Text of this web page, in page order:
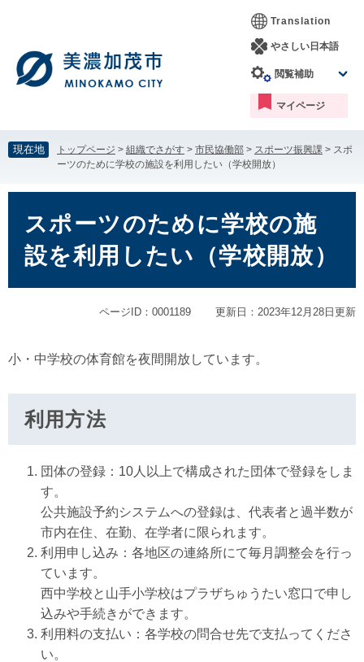
す。
し
て
本
へ
Translation
やさしい日本語
閲覧補助
マイページ
現在地 トップページ > 組織でさがす > 市民協働部 > スポーツ振興課 > スポ
ーツのために学校の施設を利用したい（学校開放）
スポーツのために学校の施
設を利用したい（学校開放）
ページID：0001189 更新日：2023年12月28日更新
小・中学校の体育館を夜間開放しています。
利用方法
団体の登録：10人以上で構成された団体で登録をしま
す。
公共施設予約システムへの登録は、代表者と過半数が
市内在住、在勤、在学者に限られます。
利用申し込み：各地区の連絡所にて毎月調整会を行っ
ています。
西中学校と山手小学校はプラザちゅうたい窓口で申し
込みや手続きができます。
利用料の支払い：各学校の問合せ先で支払ってくださ
い。